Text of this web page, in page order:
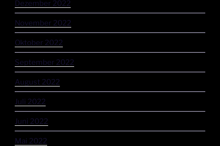
Dezember 2022
November 2022
Oktober 2022
September 2022
August 2022
Juli 2022
Juni 2022
Mai 2022